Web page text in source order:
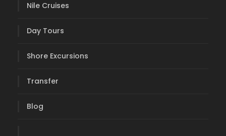
Nile Cruises
Day Tours
Shore Excursions
Transfer
Blog